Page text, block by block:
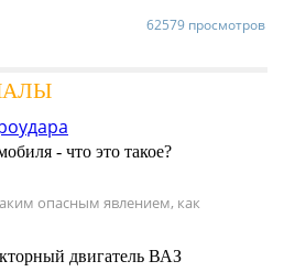
62579 просмотров
- что это такое?
опасным явлением, как
двигатель ВАЗ